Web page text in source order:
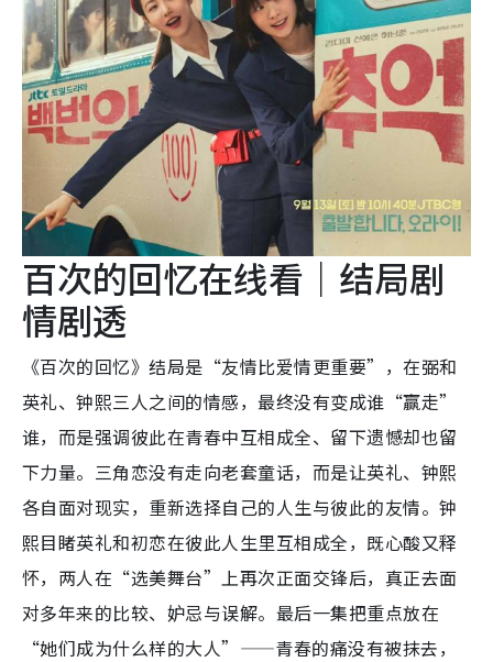
百次的回忆在线看｜结局剧
情剧透
《百次的回忆》结局是“友情比爱情更重要”，在弼和
英礼、钟熙三人之间的情感，最终没有变成谁“赢走”
谁，而是强调彼此在青春中互相成全、留下遗憾却也留
下力量。三角恋没有走向老套童话，而是让英礼、钟熙
各自面对现实，重新选择自己的人生与彼此的友情。钟
熙目睹英礼和初恋在彼此人生里互相成全，既心酸又释
怀，两人在“选美舞台”上再次正面交锋后，真正去面
对多年来的比较、妒忌与误解。最后一集把重点放在
“她们成为什么样的大人”——青春的痛没有被抹去，